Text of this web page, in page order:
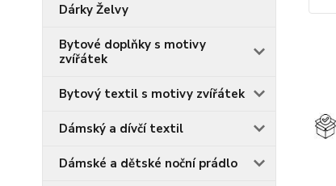
Dárky Želvy
Bytové doplňky s motivy
zvířátek
Bytový textil s motivy zvířátek
Dámský a dívčí textil
Dámské a dětské noční prádlo